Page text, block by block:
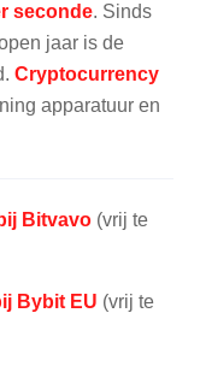
seconde. Sinds
jaar is de
Cryptocurrency
apparatuur en
Bitvavo (vrij te
Bybit EU (vrij te